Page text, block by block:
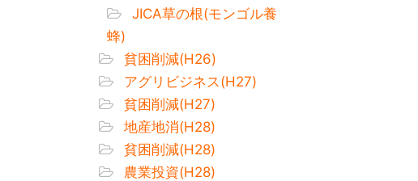
JICA草の根(モンゴル養
蜂)
貧困削減(H26)
アグリビジネス(H27)
貧困削減(H27)
地産地消(H28)
貧困削減(H28)
農業投資(H28)